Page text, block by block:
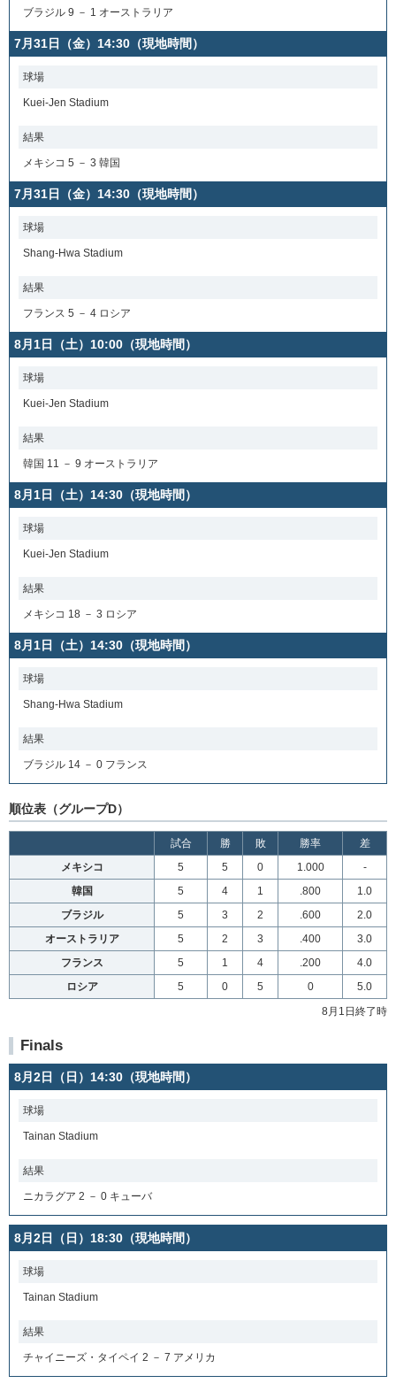
ブラジル 9 － 1 オーストラリア
7月31日（金）14:30（現地時間）
球場
Kuei-Jen Stadium
結果
メキシコ 5 － 3 韓国
7月31日（金）14:30（現地時間）
球場
Shang-Hwa Stadium
結果
フランス 5 － 4 ロシア
8月1日（土）10:00（現地時間）
球場
Kuei-Jen Stadium
結果
韓国 11 － 9 オーストラリア
8月1日（土）14:30（現地時間）
球場
Kuei-Jen Stadium
結果
メキシコ 18 － 3 ロシア
8月1日（土）14:30（現地時間）
球場
Shang-Hwa Stadium
結果
ブラジル 14 － 0 フランス
順位表（グループD）
試合 勝 敗 勝率
差
メキシコ
5 5 0 1.000
-
韓国
5 4 1 .800
1.0
ブラジル
5 3 2 .600
2.0
オーストラリア
5 2 3 .400
3.0
フランス
5 1 4 .200
4.0
ロシア
5 0 5 0
5.0
8月1日終了時
Finals
8月2日（日）14:30（現地時間）
球場
Tainan Stadium
結果
ニカラグア 2 － 0 キューバ
8月2日（日）18:30（現地時間）
球場
Tainan Stadium
結果
チャイニーズ・タイペイ 2 － 7 アメリカ